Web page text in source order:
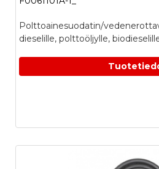
Polttoainesuodatin/
dieselille, polttoöljylle,